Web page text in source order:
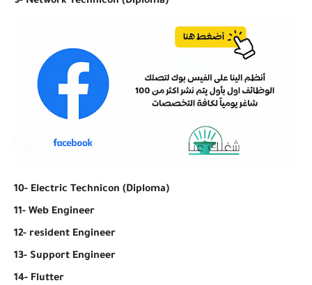
10- Electric Technicon (Diploma)
11- Web Engineer
12- resident Engineer
13- Support Engineer
14- Flutter